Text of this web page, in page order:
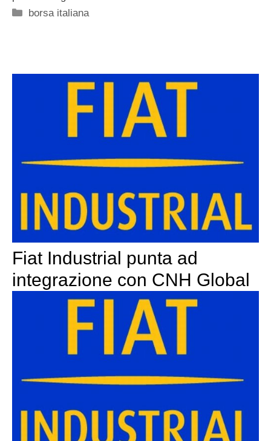
Categorie
borsa italiana
Fiat Industrial punta ad
integrazione con CNH Global